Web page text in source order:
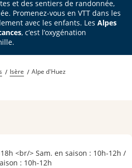
et des sentiers de randonnée,
Promenez-vous en VTT dans les
avec les enfants. Les Alpes
, c’est l’oxygénation
Isère Alpe d'Huez
<br/> Sam. en saison : 10h-12h /
: 10h-12h